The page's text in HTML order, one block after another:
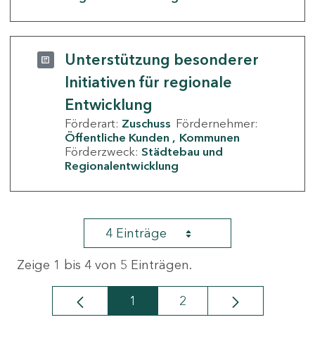
Unterstützung besonderer
Initiativen für regionale
Entwicklung
Förderart: Zuschuss Fördernehmer:
Öffentliche Kunden
Kommunen
Förderzweck: Städtebau und
Regionalentwicklung
4 Einträge
Zeige 1 bis 4 von 5 Einträgen.
Seite
1 Seite
2